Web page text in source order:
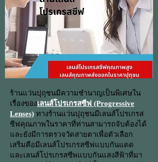
ร้านแว่นปุถุชนมีความชำนาญเป็นพิเศษใน
เรื่องของเลนส์โปรเกรสซีฟ (Progressive
Lenses) ทางร้านแว่นปุถุชนมีเลนส์โปรเกรส
ซีฟคุณภาพในราคาที่ท่านสามารถจับต้องได้
และยังมีการตรวจวัดสายตาเพื่อตัวเลือก
เสริมคือมีเลนส์โปรเกรสซีฟแบบกันแดด
และเลนส์โปรเกรสซีพแบบกันแสงสีฟ้าที่มา